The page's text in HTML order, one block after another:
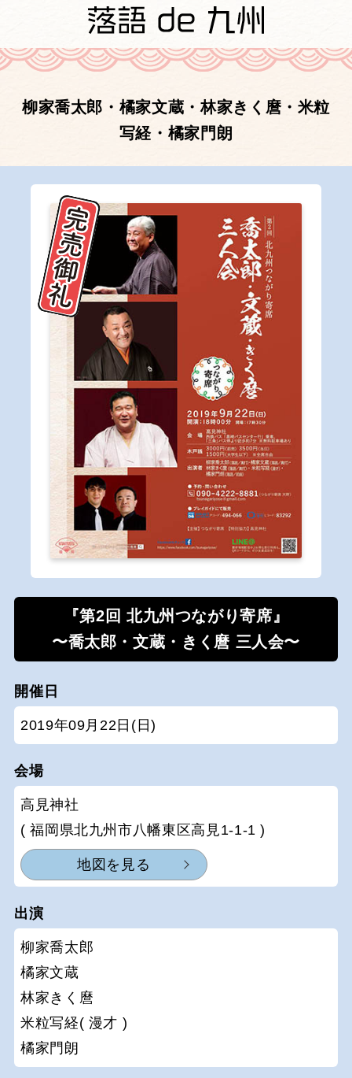
柳家喬太郎・橘家文蔵・林家きく麿・米粒
写経・橘家門朗
『第2回 北九州つながり寄席』
〜喬太郎・文蔵・きく麿 三人会〜
開催日
2019年09月22日(日)
会場
高見神社
( 福岡県北九州市八幡東区高見1-1-1 )
地図を見る
出演
柳家喬太郎
橘家文蔵
林家きく麿
米粒写経( 漫才 )
橘家門朗